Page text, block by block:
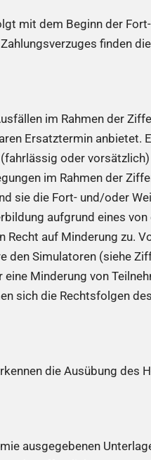
mit dem Beginn der
finden
im Rahmen der
Ersatztermin anbietet.
oder
im Rahmen der
sie die Fort- und/oder
aufgrund eines
Recht auf Minderung zu.
den Simulatoren (siehe
Minderung von
sich die Rechtsfolgen
die Ausübung des
ausgegebenen